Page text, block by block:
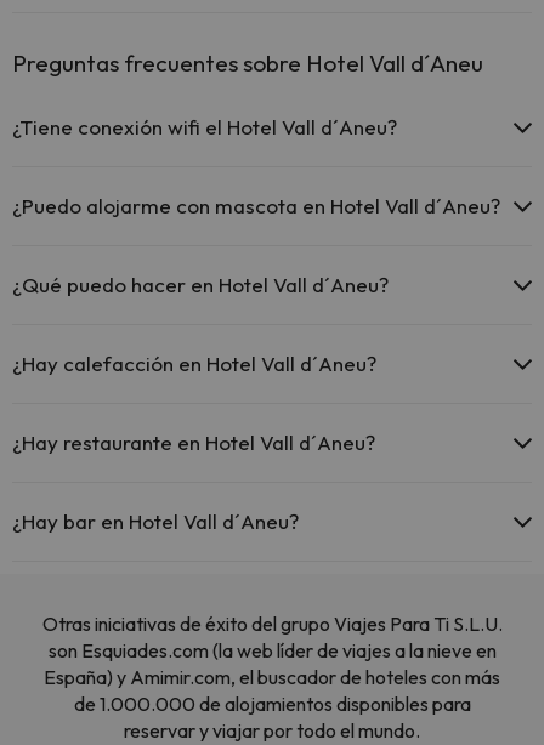
Preguntas frecuentes sobre Hotel Vall d´Aneu
¿Tiene conexión wifi el Hotel Vall d´Aneu?
El Hotel Vall d´Aneu dispone de Wi-Fi.
¿Puedo alojarme con mascota en Hotel Vall d´Aneu?
pago directo en hotel). Consulta las condiciones.
¿Qué puedo hacer en Hotel Vall d´Aneu?
pueden ser de pago).
¿Hay calefacción en Hotel Vall d´Aneu?
¿Hay restaurante en Hotel Vall d´Aneu?
¿Hay bar en Hotel Vall d´Aneu?
Otras iniciativas de éxito del grupo Viajes Para Ti S.L.U.
son Esquiades.com (la web líder de viajes a la nieve en
España) y Amimir.com, el buscador de hoteles con más
de 1.000.000 de alojamientos disponibles para
reservar y viajar por todo el mundo.